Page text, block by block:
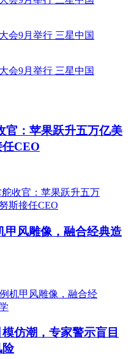
官：苹果跃升五万亿美
CEO
甲风雕像，融合经典造
仿潮，专家警示盲目
险